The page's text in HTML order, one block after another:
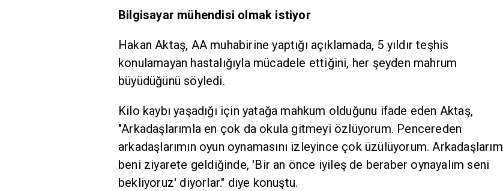
Bilgisayar mühendisi olmak istiyor
Hakan Aktaş, AA muhabirine yaptığı açıklamada, 5 yıldır teşhis
konulamayan hastalığıyla mücadele ettiğini, her şeyden mahrum
büyüdüğünü söyledi.
Kilo kaybı yaşadığı için yatağa mahkum olduğunu ifade eden Aktaş,
"Arkadaşlarımla en çok da okula gitmeyi özlüyorum. Pencereden
arkadaşlarımın oyun oynamasını izleyince çok üzülüyorum. Arkadaşlarım
beni ziyarete geldiğinde, 'Bir an önce iyileş de beraber oynayalım seni
bekliyoruz' diyorlar." diye konuştu.